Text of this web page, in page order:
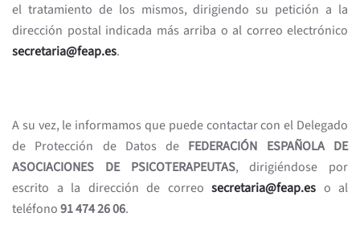
el tratamiento de los mismos, dirigiendo su petición a la
dirección postal indicada más arriba o al correo electrónico
secretaria@feap.es.
A su vez, le informamos que puede contactar con el Delegado
de Protección de Datos de FEDERACIÓN ESPAÑOLA DE
ASOCIACIONES DE PSICOTERAPEUTAS, dirigiéndose por
escrito a la dirección de correo secretaria@feap.es o al
teléfono91 474 26 06.